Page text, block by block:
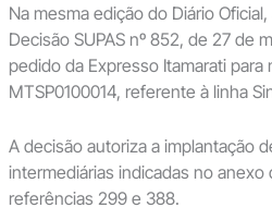
Na mesma edição do Diário
Decisão SUPAS nº 852, de 27 de
pedido da Expresso Itamarati para
MTSP0100014, referente à linha
A decisão autoriza a implantação
intermediárias indicadas no anexo
referências 299 e 388.